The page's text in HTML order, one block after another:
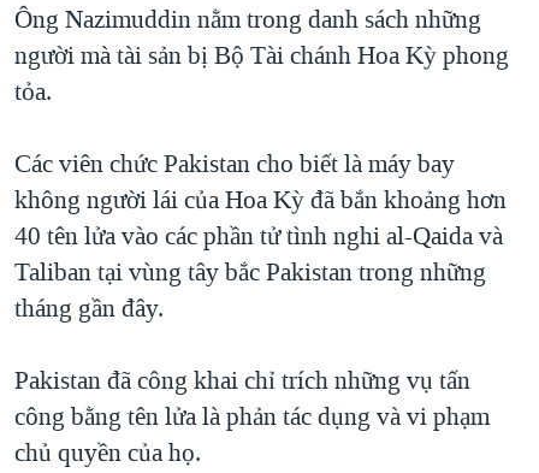
Ông Nazimuddin nằm trong danh sách những
người mà tài sản bị Bộ Tài chánh Hoa Kỳ phong
tỏa.
Các viên chức Pakistan cho biết là máy bay
không người lái của Hoa Kỳ đã bắn khoảng hơn
40 tên lửa vào các phần tử tình nghi al-Qaida và
Taliban tại vùng tây bắc Pakistan trong những
tháng gần đây.
Pakistan đã công khai chỉ trích những vụ tấn
công bằng tên lửa là phản tác dụng và vi phạm
chủ quyền của họ.